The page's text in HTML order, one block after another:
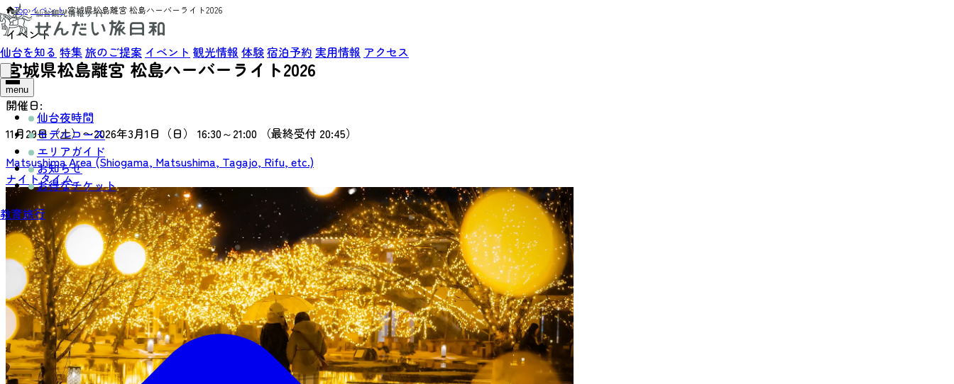
仙台を知る 特集旅のご提案 イベント 観光情報 体験宿泊予約 実用情報 アクセス
menu
仙台夜時間
モデルコース
エリアガイド
お知らせ
お得なチケット
教育旅行
Top›イベント›宮城県松島離宮 松島ハーバーライト2026
イベント
宮城県松島離宮 松島ハーバーライト2026
開催日:
11月29日（土）〜2026年3月1日（日） 16:30～21:00 （最終受付 20:45）
Matsushima Area (Shiogama, Matsushima, Tagajo, Rifu, etc.)
ナイトタイム